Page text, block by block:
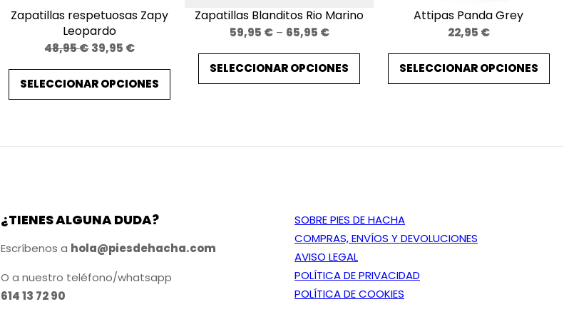
Zapatillas respetuosas Zapy
Leopardo
48,95€ El
precio
original
era:
39,95 €El
precio
actual
es:
SELECCIONAR OPCIONES
Zapatillas Blanditos Rio Marino
59,95 € – 65,95 €Price
range:
59,95 €
through
SELECCIONAR OPCIONES
Attipas Panda Grey
22,95 €
SELECCIONAR OPCIONES
¿TIENES ALGUNA DUDA?
Escríbenos a hola@piesdehacha.com
O a nuestro teléfono/whatsapp
614 13 72 90
SOBRE PIES DE HACHA
COMPRAS, ENVÍOS Y DEVOLUCIONES
AVISO LEGAL
POLÍTICA DE PRIVACIDAD
POLÍTICA DE COOKIES